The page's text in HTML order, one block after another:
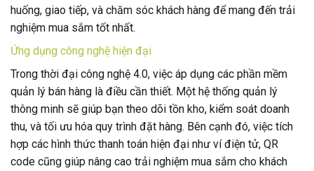
huống, giao tiếp, và chăm sóc khách hàng để mang đến trải
nghiệm mua sắm tốt nhất.
Ứng dụng công nghệ hiện đại
Trong thời đại công nghệ 4.0, việc áp dụng các phần mềm
quản lý bán hàng là điều cần thiết. Một hệ thống quản lý
thông minh sẽ giúp bạn theo dõi tồn kho, kiểm soát doanh
thu, và tối ưu hóa quy trình đặt hàng. Bên cạnh đó, việc tích
hợp các hình thức thanh toán hiện đại như ví điện tử, QR
code cũng giúp nâng cao trải nghiệm mua sắm cho khách